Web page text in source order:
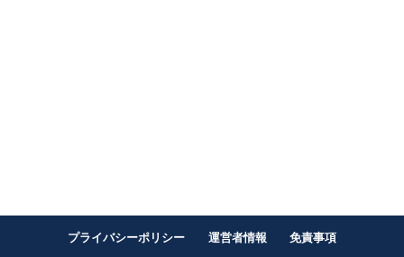
プライバシーポリシー 運営者情報 免責事項